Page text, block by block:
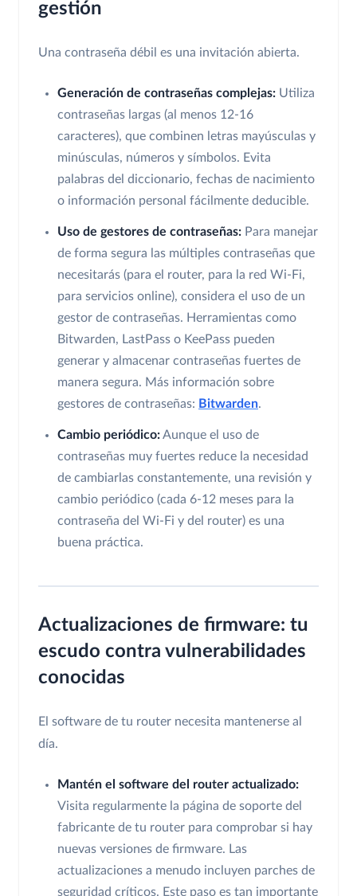
gestión
Una contraseña débil es una invitación abierta.
Generación de contraseñas complejas: Utiliza
contraseñas largas (al menos 12-16
caracteres), que combinen letras mayúsculas y
minúsculas, números y símbolos. Evita
palabras del diccionario, fechas de nacimiento
o información personal fácilmente deducible.
Uso de gestores de contraseñas: Para manejar
de forma segura las múltiples contraseñas que
necesitarás (para el router, para la red Wi-Fi,
para servicios online), considera el uso de un
gestor de contraseñas. Herramientas como
Bitwarden, LastPass o KeePass pueden
generar y almacenar contraseñas fuertes de
manera segura. Más información sobre
gestores de contraseñas: Bitwarden.
Cambio periódico:Aunque el uso de
contraseñas muy fuertes reduce la necesidad
de cambiarlas constantemente, una revisión y
cambio periódico (cada 6-12 meses para la
contraseña del Wi-Fi y del router) es una
buena práctica.
Actualizaciones de firmware: tu
escudo contra vulnerabilidades
conocidas
El software de tu router necesita mantenerse al
día.
Mantén el software del router actualizado:
Visita regularmente la página de soporte del
fabricante de tu router para comprobar si hay
nuevas versiones de firmware. Las
actualizaciones a menudo incluyen parches de
seguridad críticos. Este paso es tan importante